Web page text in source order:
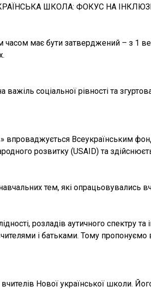
УКРАЇНСЬКА ШКОЛА: ФОКУС НА
часом має бути затверджений – з 1
соціальної рівності та
впроваджується Всеукраїнським
розвитку (USAID) та
тем, які опрацьовувались
розладів аутичного спектру
і батьками. Тому пропонуємо
Нової української школи.